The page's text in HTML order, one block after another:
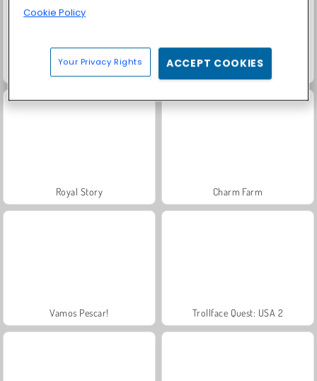
Jewel Garden Story Solitaire Social
Royal Story Charm Farm
Vamos Pescar! Trollface Quest: USA 2
Cookie Policy
Your Privacy Rights ACCEPT COOKIES